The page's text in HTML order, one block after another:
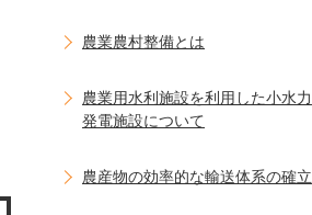
農業農村整備とは
農業用水利施設を利用した小水力
発電施設について
農産物の効率的な輸送体系の確立